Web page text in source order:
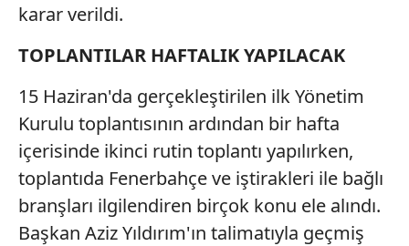
karar verildi.
TOPLANTILAR HAFTALIK YAPILACAK
15 Haziran'da gerçekleştirilen ilk Yönetim
Kurulu toplantısının ardından bir hafta
içerisinde ikinci rutin toplantı yapılırken,
toplantıda Fenerbahçe ve iştirakleri ile bağlı
branşları ilgilendiren birçok konu ele alındı.
Başkan Aziz Yıldırım'ın talimatıyla geçmiş